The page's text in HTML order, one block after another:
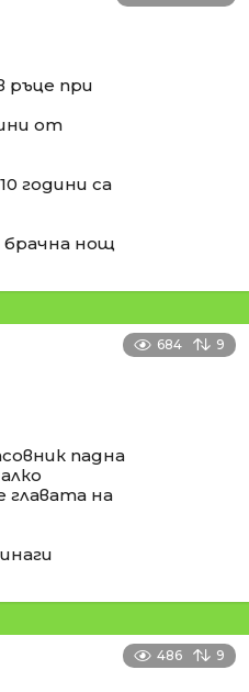
ръце при
от
години са
брачна нощ
684 9
падна
главата на
486 9